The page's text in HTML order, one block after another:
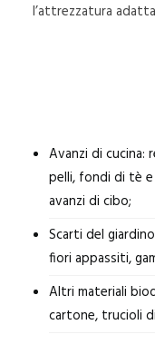
l’attrezzatura
Avanzi di cucina:
pelli, fondi di tè
avanzi di cibo;
Scarti del
fiori appassiti,
Altri materiali
cartone, trucioli